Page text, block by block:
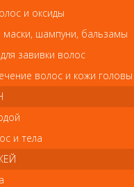
для
для завивки волос
Химсоставы для завивки волос
и оксиды
шампуни, бальзамы
завивки волос
волос и кожи головы
и тела